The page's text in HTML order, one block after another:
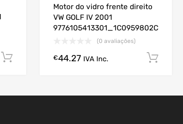
Comprar Agora!
Motor do vidro frente direito
VW GOLF IV 2001
9776105413301_1C0959802C
(0 avaliações)
€44.27 IVA Inc.